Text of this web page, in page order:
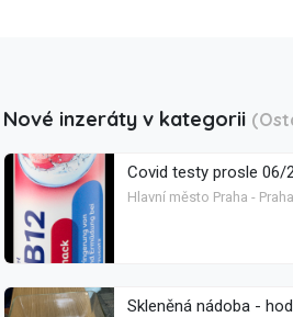
Nové inzeráty v kategorii
Covid testy prosle 06/
Hlavní město Praha -
Skleněná nádoba -